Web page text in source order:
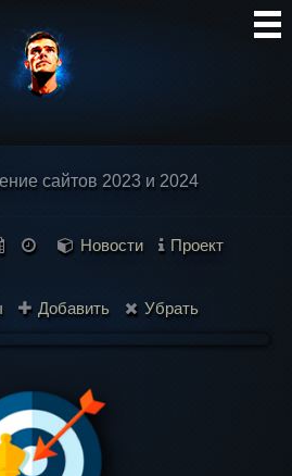
Блог
сайтов 2023 и 2024
Новости Проект
Добавить Убрать